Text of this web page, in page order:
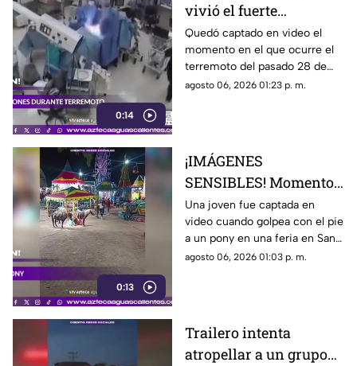
0:14
vivió el fuerte
terremoto en el
quirófano de un
hospital
Quedó captado en video el
momento en el que ocurre el
terremoto del pasado 28 de
julio en Japón al interior de un
agosto 06, 2026 01:23 p. m.
0:13
¡IMÁGENES
SENSIBLES! Momento
en el que mujer golpea
a un pony durante una
feria
Una joven fue captada en
video cuando golpea con el pie
a un pony en una feria en San
Luis Potosí; el hecho ha
agosto 06, 2026 01:03 p. m.
Trailero intenta
atropellar a un grupo